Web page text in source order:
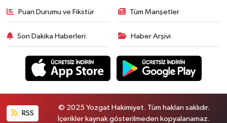
Puan Durumu ve Fikstür Tüm Manşetler
Son Dakika Haberleri Haber Arşivi
RSS
© 2025 Yozgat Hakimiyet. Tüm hakları saklıdır.
İçerikler kaynak gösterilmeden kopyalanamaz.